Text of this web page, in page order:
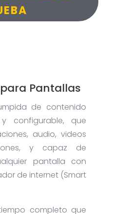
Pantallas
de contenido
configurable, que
audio, videos
y capaz de
pantalla con
de internet (Smart
completo que